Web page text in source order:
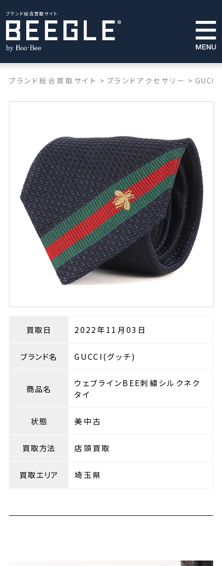
ブランド総合買取サイト
ブランド総合買取サイト > ブランドアクセサリー > GUCCI
買取日 2022年11月03日
ブランド名 GUCCI(グッチ)
商品名
ウェブラインBEE刺繍シルクネク
タイ
状態 美中古
買取方法 店頭買取
買取エリア 埼玉県